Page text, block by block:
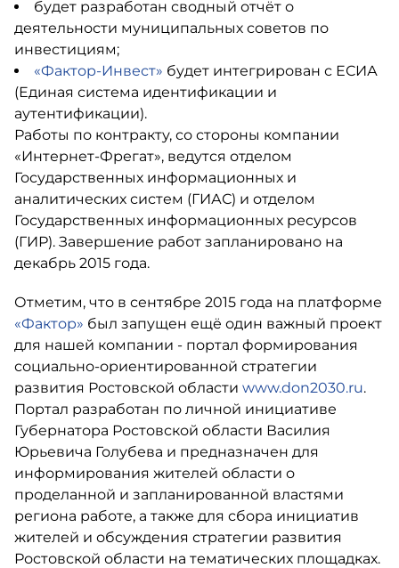
будет разработан сводный отчёт о
деятельности муниципальных советов по
инвестициям;
«Фактор-Инвест» будет интегрирован с ЕСИА
(Единая система идентификации и
аутентификации).
Работы по контракту, со стороны компании
«Интернет-Фрегат», ведутся отделом
Государственных информационных и
аналитических систем (ГИАС) и отделом
Государственных информационных ресурсов
(ГИР). Завершение работ запланировано на
декабрь 2015 года.
Отметим, что в сентябре 2015 года на платформе
«Фактор» был запущен ещё один важный проект
для нашей компании - портал формирования
социально-ориентированной стратегии
развития Ростовской области www.don2030.ru.
Портал разработан по личной инициативе
Губернатора Ростовской области Василия
Юрьевича Голубева и предназначен для
информирования жителей области о
проделанной и запланированной властями
региона работе, а также для сбора инициатив
жителей и обсуждения стратегии развития
Ростовской области на тематических площадках.